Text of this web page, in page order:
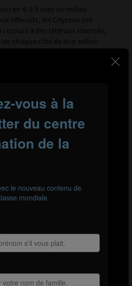
en 4-3-3 avec un milieu
offensifs, les Cityzens ont
à des latéraux inversés,
chaque côté de leur milieu
latéraux pouvaient revenir
traditionnel de défenseurs en
possession, les latéraux de
de leur milieu défensif.